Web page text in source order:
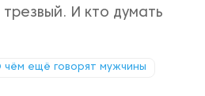
И кто думать
чём ещё говорят мужчины